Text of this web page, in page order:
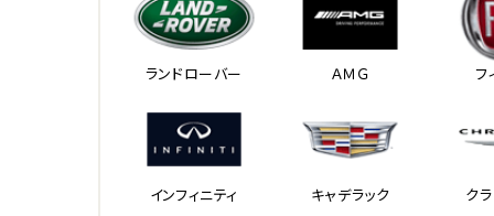
ランドローバー ＡＭＧ フ
インフィニティ キャデラック ク